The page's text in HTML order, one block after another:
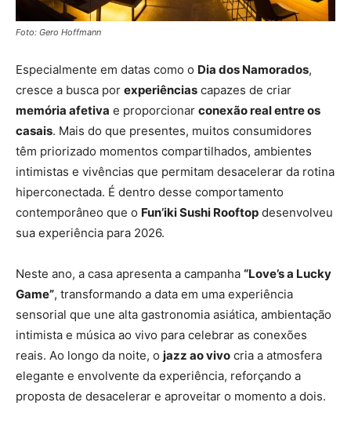
Foto: Gero Hoffmann
Especialmente em datas como o Dia dos Namorados,
cresce a busca por experiências capazes de criar
memória afetiva e proporcionar conexão real entre os
casais. Mais do que presentes, muitos consumidores
têm priorizado momentos compartilhados, ambientes
intimistas e vivências que permitam desacelerar da rotina
hiperconectada. É dentro desse comportamento
contemporâneo que o Fun’iki Sushi Rooftop desenvolveu
sua experiência para 2026.
Neste ano, a casa apresenta a campanha “Love’s a Lucky
Game”, transformando a data em uma experiência
sensorial que une alta gastronomia asiática, ambientação
intimista e música ao vivo para celebrar as conexões
reais. Ao longo da noite, o jazz ao vivo cria a atmosfera
elegante e envolvente da experiência, reforçando a
proposta de desacelerar e aproveitar o momento a dois.